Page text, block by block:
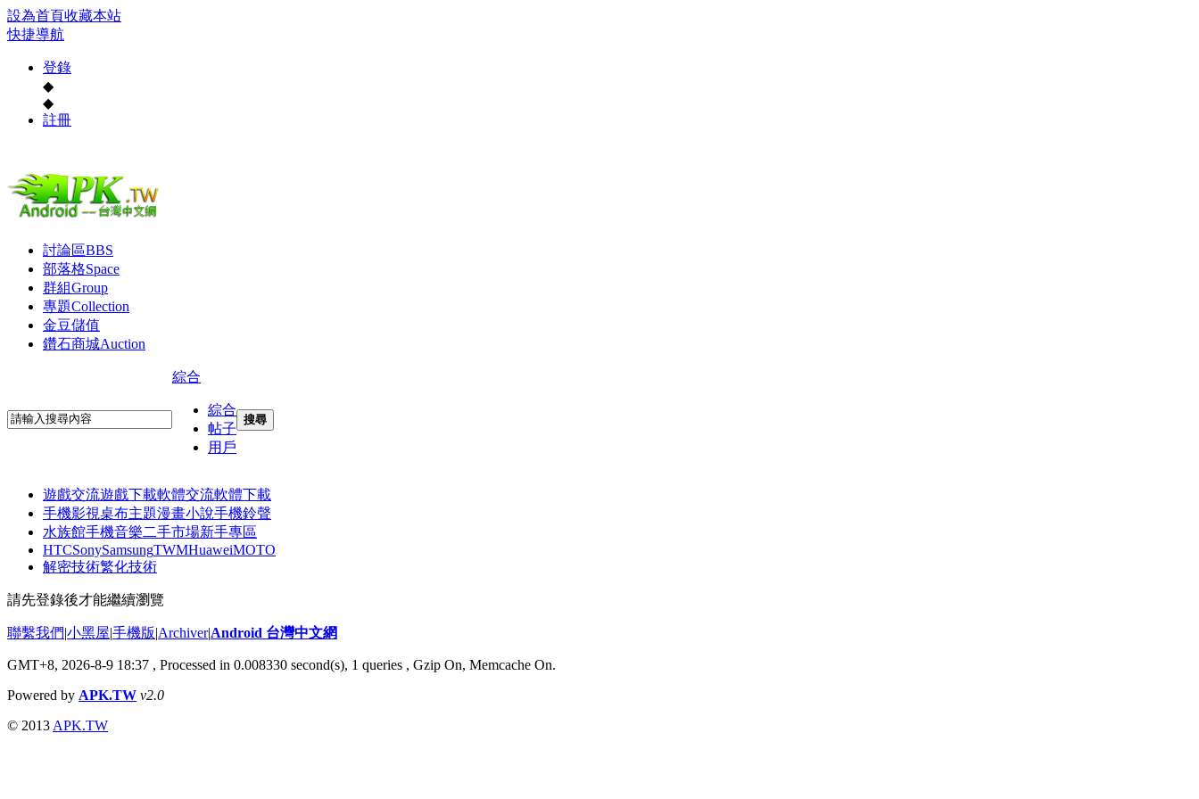
設為首頁收藏本站
快捷導航
登錄
◆
◆
註冊
討論區BBS
部落格Space
群組Group
專題Collection
金豆儲值
鑽石商城Auction
綜合
綜合
帖子
用戶
搜尋
遊戲交流遊戲下載軟體交流軟體下載
手機影視桌布主題漫畫小說手機鈴聲
水族館手機音樂二手市場新手專區
HTCSonySamsungTWMHuaweiMOTO
解密技術繁化技術
請先登錄後才能繼續瀏覽
聯繫我們|小黑屋|手機版|Archiver|Android 台灣中文網
GMT+8, 2026-8-9 18:37 , Processed in 0.008330 second(s), 1 queries , Gzip On, Memcache On.
Powered by APK.TW v2.0
© 2013 APK.TW